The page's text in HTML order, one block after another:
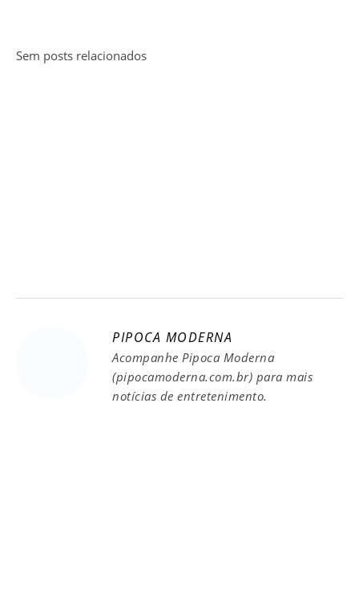
Sem posts relacionados
PIPOCA MODERNA
Acompanhe Pipoca Moderna
(pipocamoderna.com.br) para mais
notícias de entretenimento.